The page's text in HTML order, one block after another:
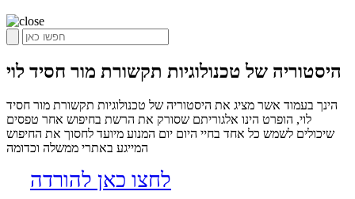
היסטוריה של טכנולוגיות תקשורת מור חסיד לוי
הינך בעמוד אשר מציג את היסטוריה של טכנולוגיות תקשורת מור חסיד
לוי, הופרט הינו אלגוריתם שסורק את הרשת בחיפוש אחר טפסים
שיכולים לשמש כל אחד בחיי היום יום המנוע מיועד לחסוך את החיפוש
המייגע באתרי ממשלה וכדומה
לחצו כאן להורדה